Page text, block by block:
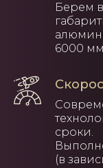
Берем
6000
сроки.
(в